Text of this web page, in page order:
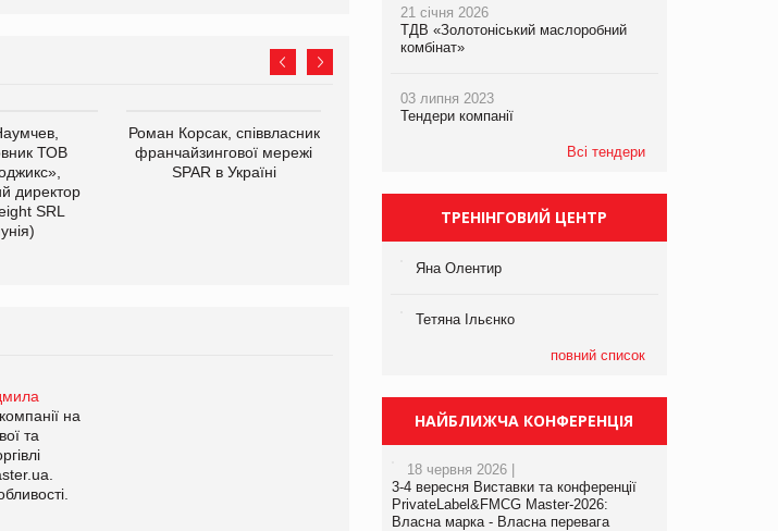
ТОВ
директор
SRL
Роман Корсак, співвласник
франчайзингової мережі
SPAR в Україні
виробництва
компанії «УкраМарин»
на
та
Брагина Людмила
Просування компанії на
www.trademaster.ua.
правила. Особливості.
21 січня 2026
ТДВ «Золотоніський маслоробний
комбінат»
03 липня 2023
Тендери компанії
Всі тендери
ТРЕНІНГОВИЙ ЦЕНТР
Яна Олентир
Тетяна Ільєнко
повний список
НАЙБЛИЖЧА КОНФЕРЕНЦІЯ
18 червня 2026 |
3-4 вересня Виставки та конференції
PrivateLabel&FMCG Master-2026:
Власна марка - Власна перевага